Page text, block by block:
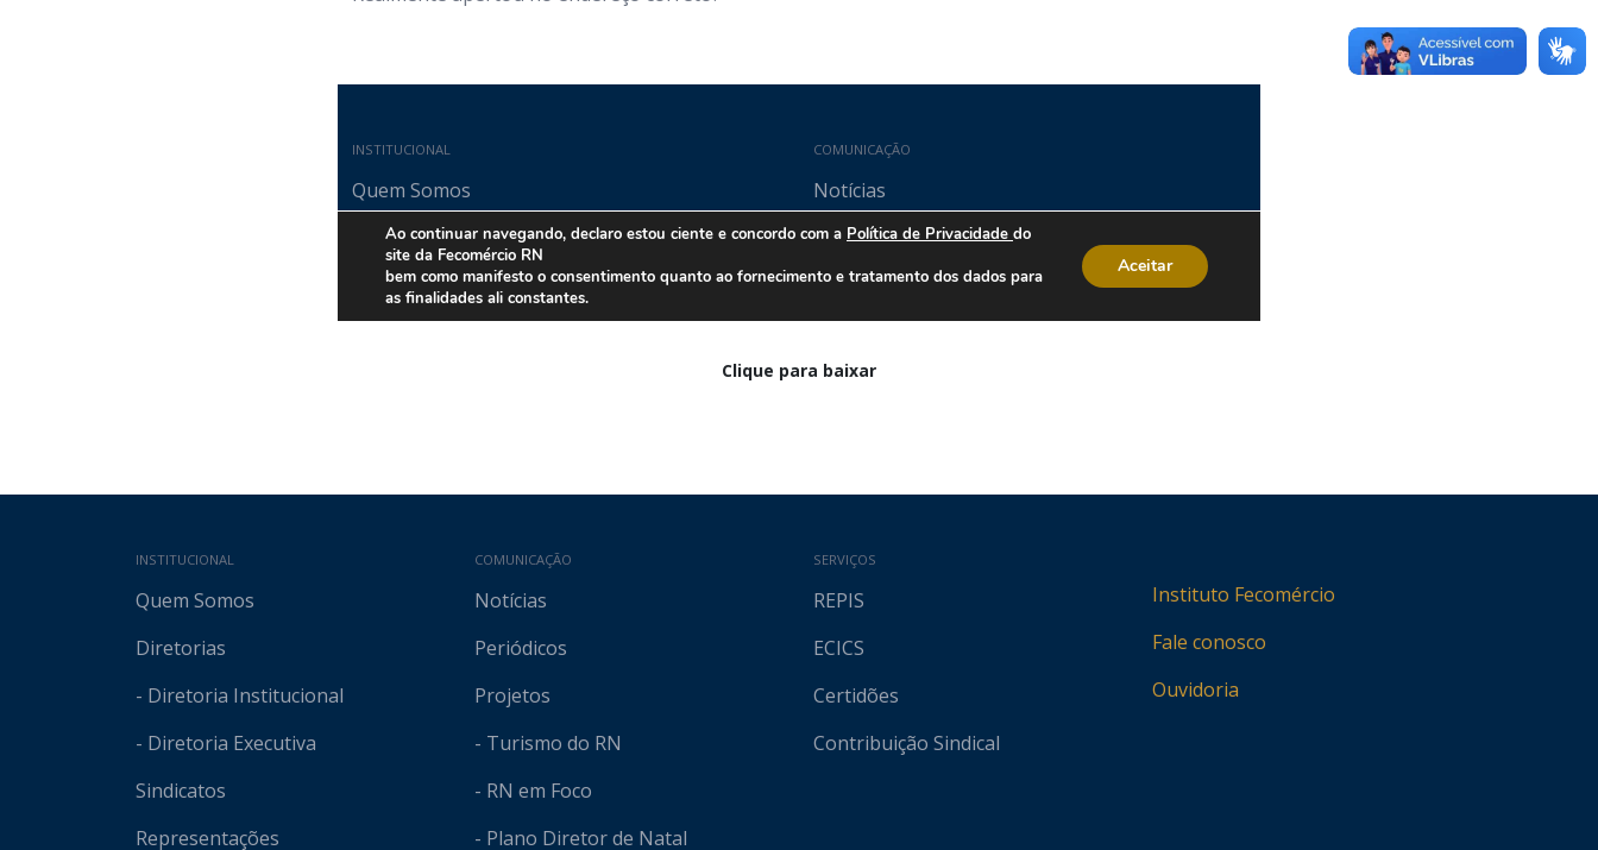
Clique para baixar
Mapa do site
INSTITUCIONAL
Quem Somos
Diretorias
- Diretoria Institucional
- Diretoria Executiva
Sindicatos
Representações
COMUNICAÇÃO
Notícias
Periódicos
Projetos
- Turismo do RN
- RN em Foco
- Plano Diretor de Natal
SERVIÇOS
REPIS
ECICS
Certidões
Contribuição Sindical
Instituto Fecomércio
Fale conosco
Ouvidoria